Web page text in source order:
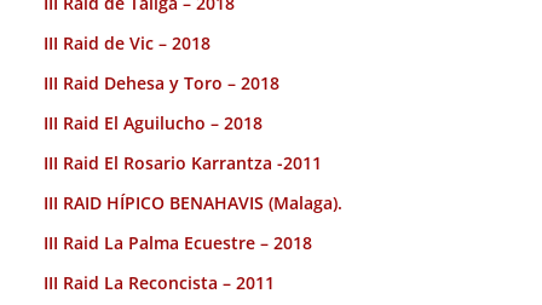
III Raid de Vic – 2018
III Raid Dehesa y Toro – 2018
III Raid El Aguilucho – 2018
III Raid El Rosario Karrantza -2011
III RAID HÍPICO BENAHAVIS (Malaga).
III Raid La Palma Ecuestre – 2018
III Raid La Reconcista – 2011